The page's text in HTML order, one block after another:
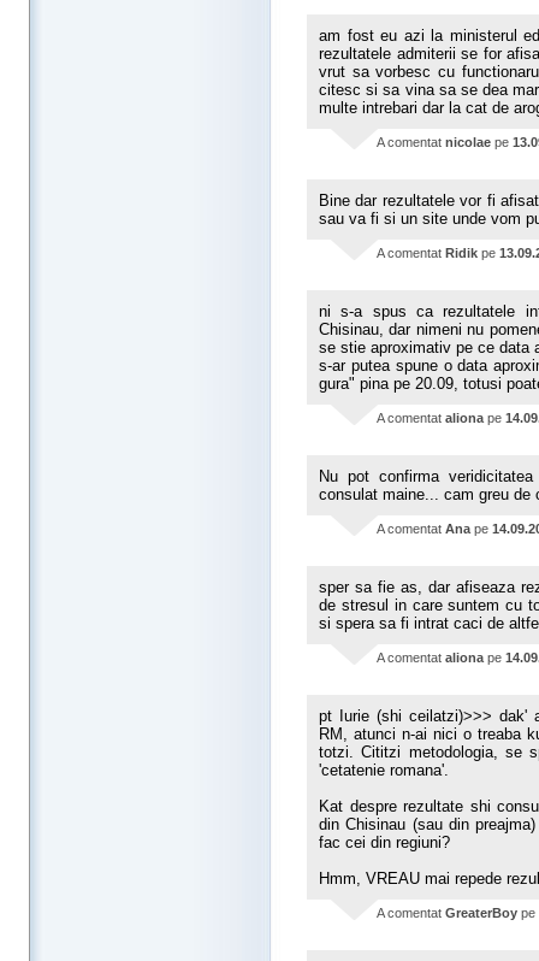
am fost eu azi la ministerul
rezultatele admiterii se for
vrut sa vorbesc cu
citesc si sa vina sa se dea
multe intrebari dar la cat de
A comentat nicolae pe
Bine dar rezultatele vor fi
sau va fi si un site unde vom
A comentat Ridik pe
ni s-a spus ca rezultatele
Chisinau, dar nimeni nu
se stie aproximativ pe ce data
s-ar putea spune o data
gura" pina pe 20.09, totusi
A comentat aliona pe
Nu pot confirma
consulat maine... cam greu de
A comentat Ana pe
sper sa fie as, dar afiseaza
de stresul in care suntem cu
si spera sa fi intrat caci de
A comentat aliona pe
pt Iurie (shi ceilatzi)>>> dak'
RM, atunci n-ai nici o treaba
totzi. Cititzi metodologia, se
'cetatenie romana'.
Kat despre rezultate shi
din Chisinau (sau din
fac cei din regiuni?
Hmm, VREAU mai repede
A comentat GreaterBoy pe